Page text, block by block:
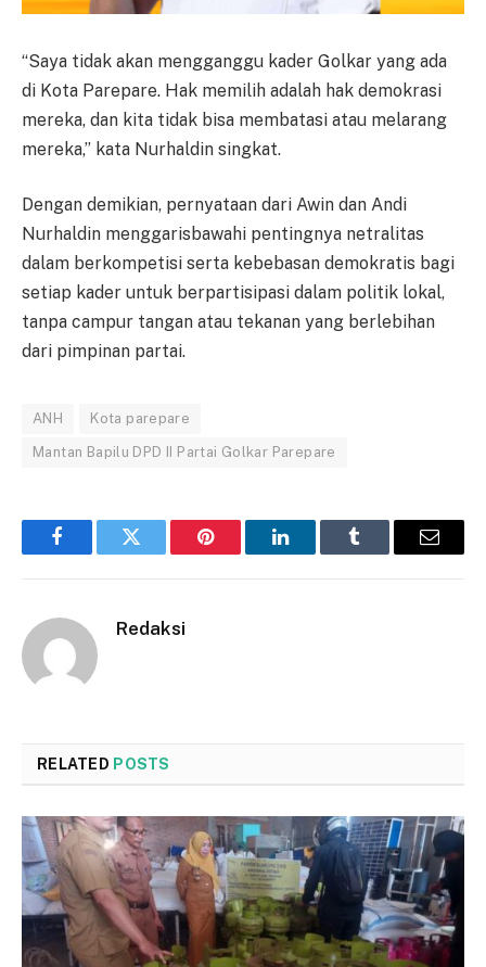
“Saya tidak akan mengganggu kader Golkar yang ada
di Kota Parepare. Hak memilih adalah hak demokrasi
mereka, dan kita tidak bisa membatasi atau melarang
mereka,” kata Nurhaldin singkat.
Dengan demikian, pernyataan dari Awin dan Andi
Nurhaldin menggarisbawahi pentingnya netralitas
dalam berkompetisi serta kebebasan demokratis bagi
setiap kader untuk berpartisipasi dalam politik lokal,
tanpa campur tangan atau tekanan yang berlebihan
dari pimpinan partai.
ANH Kota parepare
Mantan Bapilu DPD II Partai Golkar Parepare
FacebookTwitter Pinterest LinkedInTumblr Email
Redaksi
RELATED POSTS